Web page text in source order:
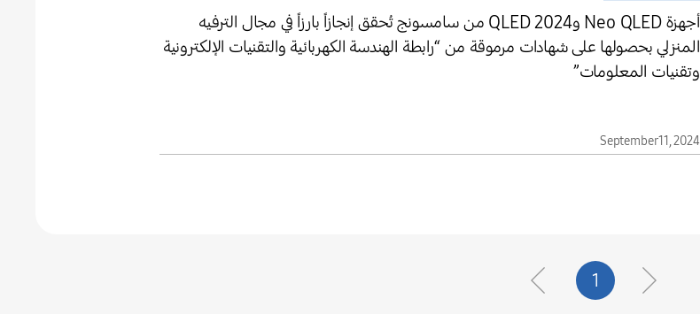
أجهزة Neo QLED وQLED 2024 من سامسونج تُحقق إنجازاً بارزاً في مجال الترفيه
المنزلي بحصولها على شهادات مرموقة من “رابطة الهندسة الكهربائية والتقنيات الإلكترونية
وتقنيات المعلومات”
September 11, 2024
1